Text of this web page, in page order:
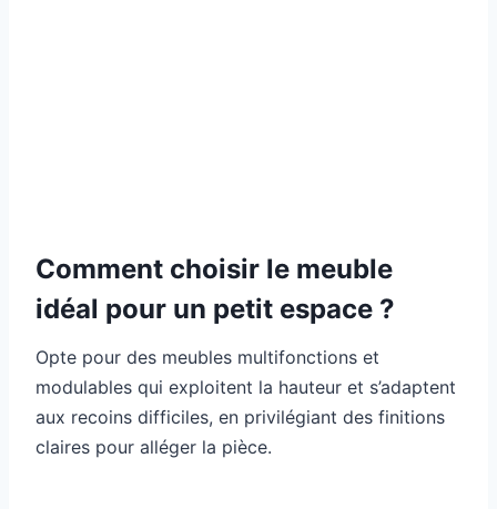
Comment choisir le meuble
idéal pour un petit espace ?
Opte pour des meubles multifonctions et
modulables qui exploitent la hauteur et s’adaptent
aux recoins difficiles, en privilégiant des finitions
claires pour alléger la pièce.